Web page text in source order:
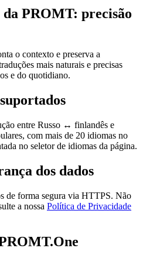
PROMT: precisão
o contexto e preserva a
mais naturais e precisas
e do quotidiano.
entre Russo ↔ finlandês e
com mais de 20 idiomas no
no seletor de idiomas da página.
dos dados
de forma segura via HTTPS. Não
a nossa Política de Privacidade